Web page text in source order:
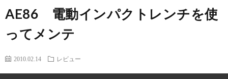
AE86 電動インパクトレンチを使
ってメンテ
2010.02.14 レビュー